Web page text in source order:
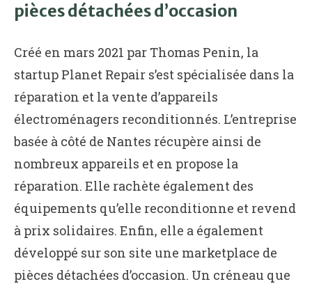
pièces détachées d’occasion
Créé en mars 2021 par Thomas Penin, la
startup Planet Repair s’est spécialisée dans la
réparation et la vente d’appareils
électroménagers reconditionnés. L’entreprise
basée à côté de Nantes récupère ainsi de
nombreux appareils et en propose la
réparation. Elle rachète également des
équipements qu’elle reconditionne et revend
à prix solidaires. Enfin, elle a également
développé sur son site une marketplace de
pièces détachées d’occasion. Un créneau que